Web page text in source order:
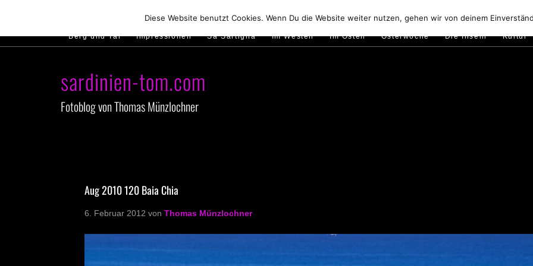
Traumstrände Feste feiern Golfo di Orosei Im Norden Im Süden Gallura Murales
Berg und Tal Impressionen Sa Sartiglia Im Westen Im Osten Osterwoche Die Inseln Kultur
sardinien-tom.com
Fotoblog von Thomas Münzlochner
Aug 2010 120 Baia Chia
6. Februar 2012 von Thomas Münzlochner
Diese Website benutzt Cookies. Wenn Du die Website weiter nutzen, gehen wir von deinem